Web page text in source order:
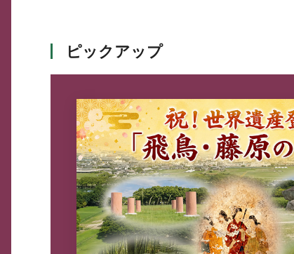
ピックアップ